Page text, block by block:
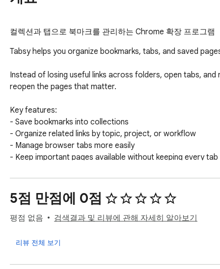
컬렉션과 탭으로 북마크를 관리하는 Chrome 확장 프로그램
Tabsy helps you organize bookmarks, tabs, and saved
Instead of losing useful links across folders, open tabs,
reopen the pages that matter.
Key features:
- Save bookmarks into collections
- Organize related links by topic, project, or workflow
- Manage browser tabs more easily
- Keep important pages available without keeping every tab
Tabsy is useful for researchers, developers, students,
Use it to group links for:
- Research sessions
- Shopping comparisons
5점 만점에 0점
평점 없음 검색결과 및 리뷰에 관해 자세히 알아보기
리뷰 전체 보기